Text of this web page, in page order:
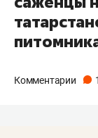
Комментарии